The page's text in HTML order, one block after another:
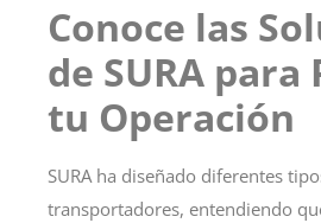
Conoce las
de SURA
tu Operación
SURA ha diseñado diferentes
transportadores, entendiendo